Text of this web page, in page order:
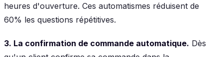
heures d'ouverture. Ces automatismes réduisent de
60% les questions répétitives.
3. La confirmation de commande automatique. Dès